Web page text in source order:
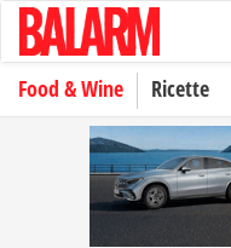
Food & Wine Ricette